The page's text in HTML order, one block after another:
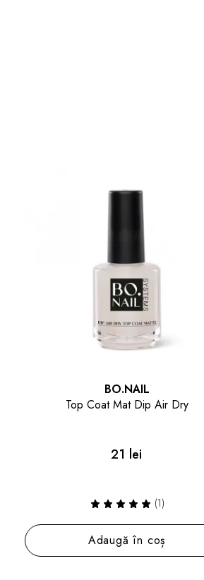
CALA
Set de 4 Betisoare pentru Ingrijirea
10 lei 7 lei
Adaugă în coș